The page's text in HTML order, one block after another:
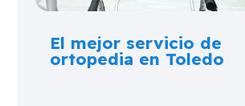
El mejor servicio de
ortopedia en Toledo